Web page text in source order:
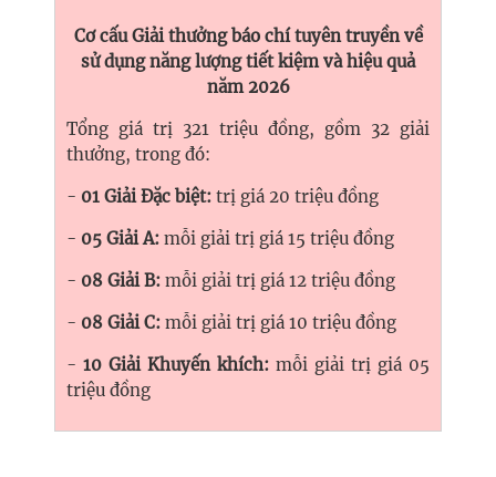
Cơ cấu Giải thưởng báo chí tuyên truyền về
sử dụng năng lượng tiết kiệm và hiệu quả
năm 2026
Tổng giá trị 321 triệu đồng, gồm 32 giải
thưởng, trong đó:
- 01 Giải Đặc biệt: trị giá 20 triệu đồng
- 05 Giải A: mỗi giải trị giá 15 triệu đồng
- 08 Giải B: mỗi giải trị giá 12 triệu đồng
- 08 Giải C: mỗi giải trị giá 10 triệu đồng
- 10 Giải Khuyến khích: mỗi giải trị giá 05
triệu đồng